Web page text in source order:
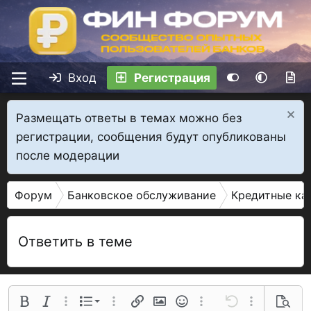
Вход Регистрация
Размещать ответы в темах можно без
регистрации, сообщения будут опубликованы
после модерации
Форум Банковское обслуживание Кредитные
Ответить в теме
Полужирный
КурсивДополнительные параметры...
Список
Нумерованный список
Дополнительные параметры...
СсылкаИзображение
СмайлыДополнительные
Отменить